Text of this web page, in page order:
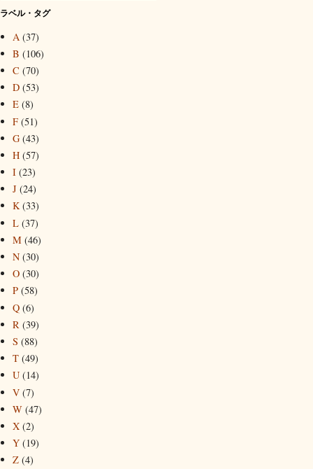
ラベル・タグ
A (37)
B (106)
C (70)
D (53)
E (8)
F (51)
G (43)
H (57)
I (23)
J (24)
K (33)
L (37)
M (46)
N (30)
O (30)
P (58)
Q (6)
R (39)
S (88)
T (49)
U (14)
V (7)
W (47)
X (2)
Y (19)
Z (4)